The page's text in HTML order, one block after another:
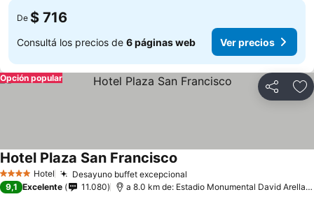
De $ 716
Consultá los precios de 6 páginas web Ver precios
Compartir
Opción popular
4 EstrellasHotel Desayuno buffet excepcional
Hotel Plaza San Francisco
9,1 Excelente 11.080 a 8.0 km de: Estadio Monumental David Arellano